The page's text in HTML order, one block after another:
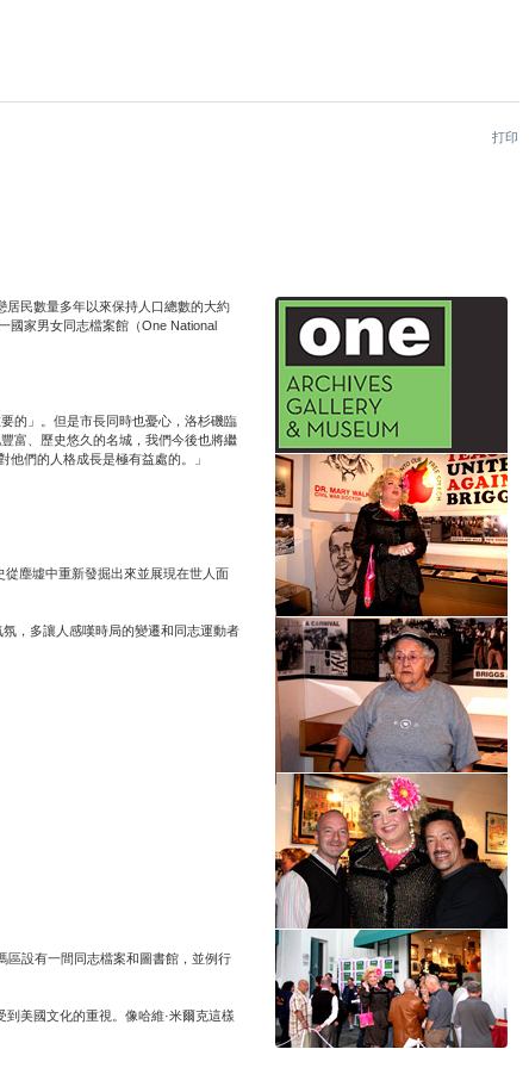
打印
居民數量多年以來保持人口總數的大約
國家男女同志檔案館（One National
的」。但是市長同時也憂心，洛杉磯臨
富、歷史悠久的名城，我們今後也將繼
們的人格成長是極有益處的。」
塵墟中重新發掘出來並展現在世人面
，多讓人感嘆時局的變遷和同志運動者
區設有一間同志檔案和圖書館，並例行
美國文化的重視。像哈維·米爾克這樣